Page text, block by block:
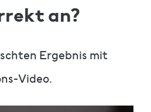
an?
Ergebnis mit
Video.